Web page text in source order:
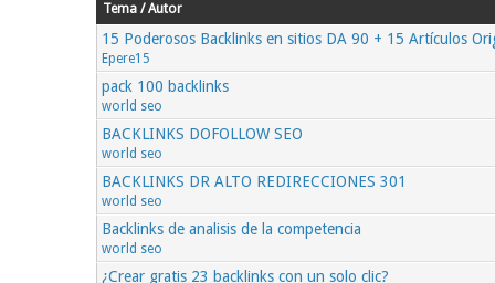
Tema / Autor
15 Poderosos Backlinks en sitios DA 90 + 15 Artículos
Epere15
pack 100 backlinks
world seo
BACKLINKS DOFOLLOW SEO
world seo
BACKLINKS DR ALTO REDIRECCIONES 301
world seo
Backlinks de analisis de la competencia
world seo
¿Crear gratis 23 backlinks con un solo clic?